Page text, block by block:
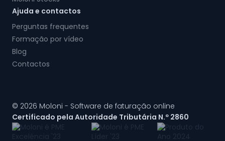
Ajuda e contactos
Perguntas frequentes
Formação por vídeo
Blog
Contactos
© 2026 Moloni - Software de faturação online
Certificado pela Autoridade Tributária N.º 2860